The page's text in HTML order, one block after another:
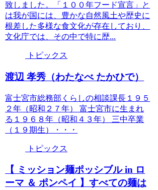
致しました。「１００年フード宣言」と
は我が国には、豊かな自然風土や歴史に
根差した多様な食文化が存在しており、
文化庁では、その中で特に歴...
トピックス
渡辺 孝秀（わたなべ たかひで）
富士宮市総務部くらしの相談課長１９５
２年（昭和２７年） 富士宮市に生まれ
る１９６８年（昭和４３年） 三中卒業
（１９期生）・・・
トピックス
【 ミッション麺ポッシブル in ロ
ーマ ＆ ポンペイ 】すべての麺は